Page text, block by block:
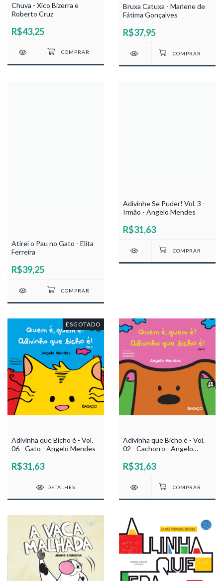
Chuva - Xico Bizerra e
Roberto Cruz
R$43,25
Bruxa Catuxa - Marlene de
Fátima Gonçalves
R$37,95
Atirei o Pau no Gato - Elita
Ferreira
R$39,25
Adivinhe Se Puder! Vol. 3 -
Irmão - Angelo Mendes
R$31,63
ESGOTADO
Adivinha que Bicho é - Vol.
06 - Gato - Angelo Mendes
R$31,63
DETALHES
Adivinha que Bicho é - Vol.
02 - Cachorro - Angelo
R$31,63